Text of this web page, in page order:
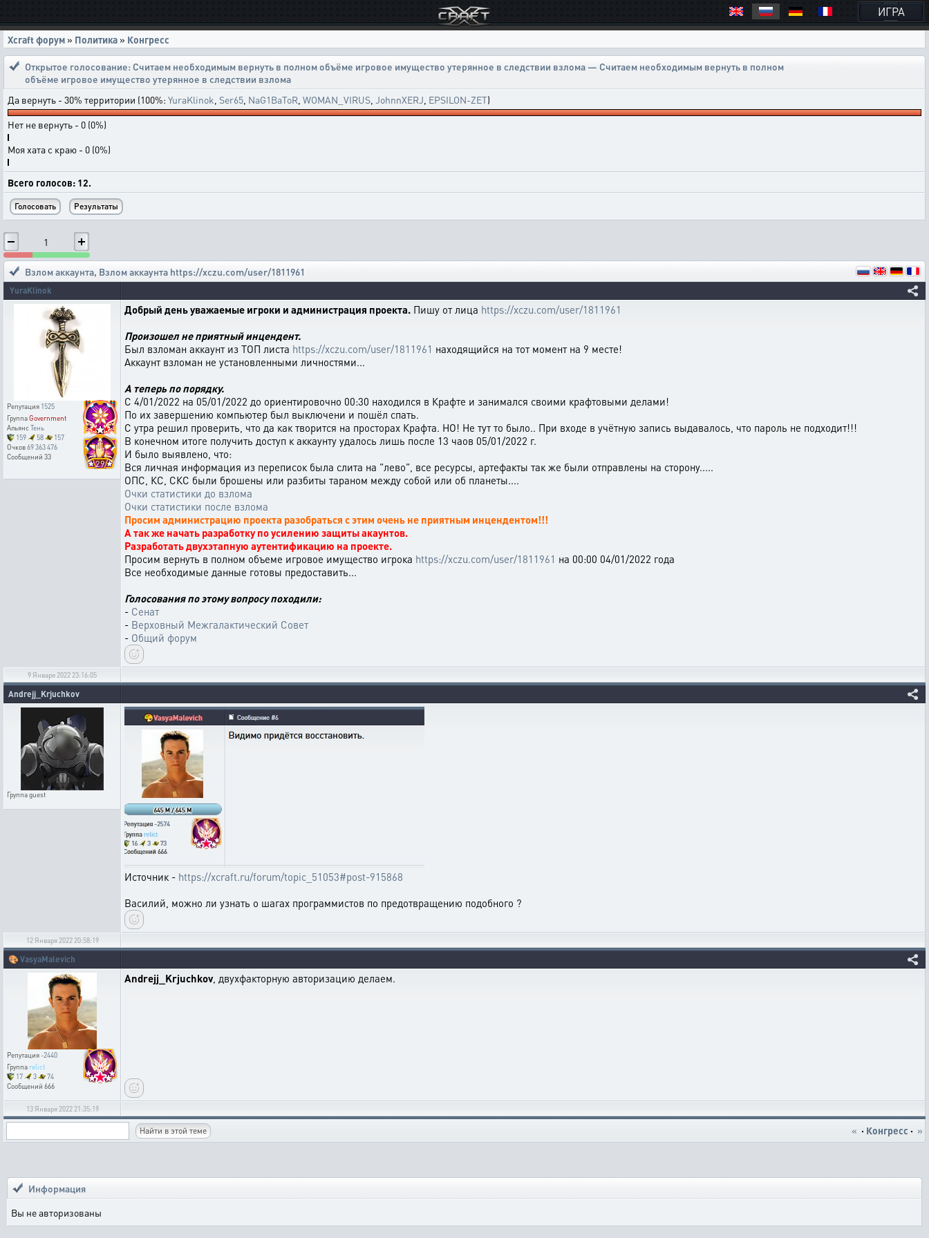
ИГРА
Xcraft форум » Политика » Конгресс
Открытое голосование: Считаем необходимым вернуть в полном объёме игровое имущество утерянное в следствии взлома — Считаем необходимым вернуть в полном
объёме игровое имущество утерянное в следствии взлома
Да вернуть - 30% территории (100%: YuraKlinok Ser65 NaG1BaToR WOMAN_VIRUS JohnnXERJ EPSILON-ZET)
Нет не вернуть - 0 (0%)
Моя хата с краю - 0 (0%)
Всего голосов: 12.
1
Взлом аккаунта, Взлом аккаунта https://xczu.com/user/1811961
YuraKlinok
29
Репутация 1525
ГруппаGovernment
АльянсТень
159
58
157
Очков69 363 476
Сообщений 33
Добрый день уважаемые игроки и администрация проекта. Пишу от лица https://xczu.com/user/1811961
Произошел не приятный инцендент.
Был взломан аккаунт из ТОП листа https://xczu.com/user/1811961 находящийся на тот момент на 9 месте!
Аккаунт взломан не установленными личностями...
А теперь по порядку.
С 4/01/2022 на 05/01/2022 до ориентировочно 00:30 находился в Крафте и занимался своими крафтовыми делами!
По их завершению компьютер был выключени и пошёл спать.
С утра решил проверить, что да как творится на просторах Крафта. НО! Не тут то было.. При входе в учётную запись выдавалось, что пароль не подходит!!!
В конечном итоге получить доступ к аккаунту удалось лишь после 13 чаов 05/01/2022 г.
И было выявлено, что:
Вся личная информация из переписок была слита на "лево", все ресурсы, артефакты так же были отправлены на сторону.....
ОПС, КС, СКС были брошены или разбиты тараном между собой или об планеты....
Очки статистики до взлома
Очки статистики после взлома
Просим администрацию проекта разобраться с этим очень не приятным инцендентом!!!
А так же начать разработку по усилению защиты акаунтов.
Разработать двухэтапную аутентификацию на проекте.
Просим вернуть в полном объеме игровое имущество игрока https://xczu.com/user/1811961 на 00:00 04/01/2022 года
Все необходимые данные готовы предоставить...
Голосования по этому вопросу походили:
- Сенат
- Верховный Межгалактический Совет
- Общий форум
9 Января 2022 23:16:05
Andrejj_Krjuchkov
Группаguest
Источник - https://xcraft.ru/forum/topic_51053#post-915868
Василий, можно ли узнать о шагах программистов по предотвращению подобного ?
12 Января 2022 20:58:19
🎨 VasyaMalevich
Репутация-2440
Группа relict
17
3
74
Сообщений 666
Andrejj_Krjuchkov, двухфакторную авторизацию делаем.
13 Января 2022 21:35:19
« · Конгресс · »
Информация
Вы не авторизованы